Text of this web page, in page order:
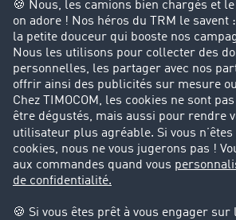
Entreprise
Parrainage clients
Success Stories
Cadre légal
Mentions légales